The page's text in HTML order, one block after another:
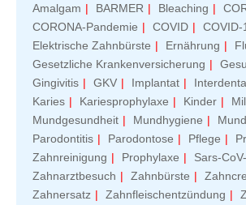
Amalgam BARMER Bleaching
CORONA-Pandemie
COVID COVID-
Elektrische Zahnbürste
Ernährung
Gesetzliche Krankenversicherung
Gingivitis
GKV Implantat
Karies
Kariesprophylaxe Kinder
Mundgesundheit
Mundhygiene
Parodontitis
Parodontose Pflege
Zahnreinigung
Prophylaxe Sars-
Zahnarztbesuch
Zahnbürste
Zahnersatz
Zahnfleischentzündung